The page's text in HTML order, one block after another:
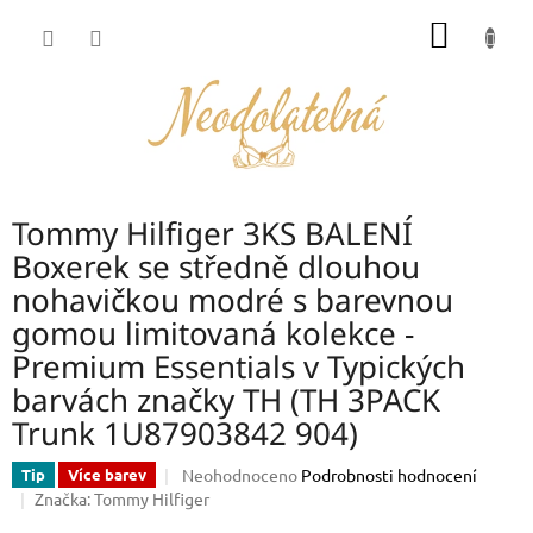
Tommy Hilfiger 3KS BALENÍ
Boxerek se středně dlouhou
nohavičkou modré s barevnou
gomou limitovaná kolekce -
Premium Essentials v Typických
barvách značky TH (TH 3PACK
Trunk 1U87903842 904)
Tip Více barev
Průměrné
hodnocení
Neohodnoceno Podrobnosti hodnocení
Značka:Tommy Hilfiger